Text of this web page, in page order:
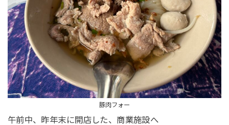
豚肉フォー
午前中、昨年末に開店した、商業施設へ